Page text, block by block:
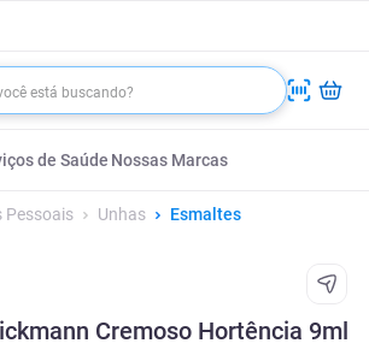
de Saúde Nossas Marcas
Pessoais Unhas Esmaltes
Cremoso Hortência 9ml